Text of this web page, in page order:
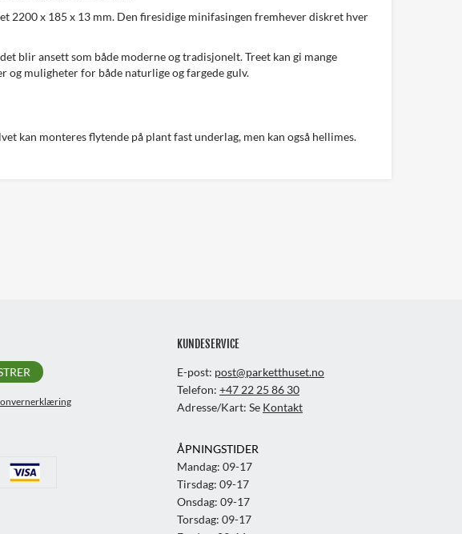
x 185 x 13 mm. Den firesidige minifasingen fremhever diskret hver
blir ansett som både moderne og tradisjonelt. Treet kan gi mange
muligheter for både naturlige og fargede gulv.
kan monteres flytende på plant fast underlag, men kan også hellimes.
KUNDESERVICE
E-post: post@parketthuset.no
Telefon: +47 22 25 86 30
Adresse/Kart: Se Kontakt
ÅPNINGSTIDER
Mandag: 09-17
Tirsdag: 09-17
Onsdag: 09-17
Torsdag: 09-17